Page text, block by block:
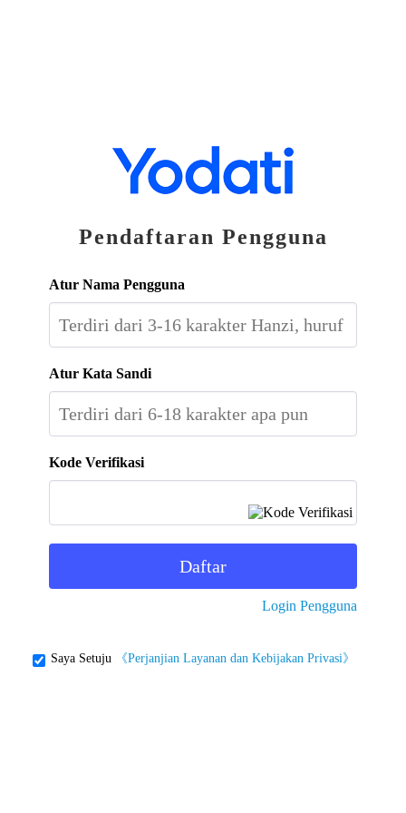
Pendaftaran Pengguna
Atur Nama Pengguna
Atur Kata Sandi
Kode Verifikasi
Daftar
Login Pengguna
Saya Setuju 《Perjanjian Layanan dan Kebijakan Privasi》